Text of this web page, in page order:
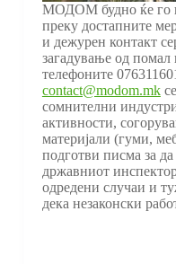
МОДОМ будно ќе го
преку достапните
и дежурен контакт
загадување од
телефоните
contact@modom.mk
сомнителни
активности,
материјали (гуми,
подготви писма за
државниот
одредени случаи и
дека незаконски